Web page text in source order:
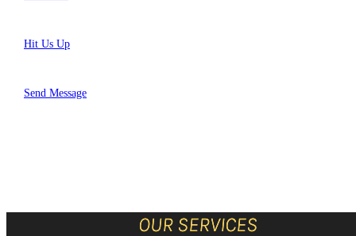
Hit Us Up
Send Message
OUR SERVICES